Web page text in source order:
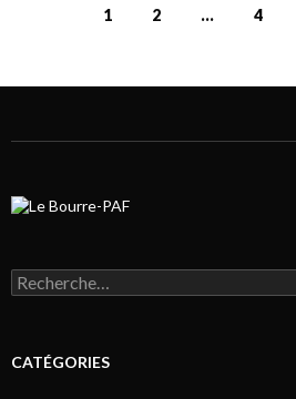
1 2 … 4
Rechercher :
CATÉGORIES